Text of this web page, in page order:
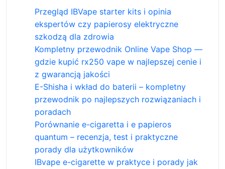
Przegląd IBVape starter kits i opinia
ekspertów czy papierosy elektryczne
szkodzą dla zdrowia
Kompletny przewodnik Online Vape Shop —
gdzie kupić rx250 vape w najlepszej cenie i
z gwarancją jakości
E-Shisha i wkład do baterii – kompletny
przewodnik po najlepszych rozwiązaniach i
poradach
Porównanie e-cigaretta i e papieros
quantum – recenzja, test i praktyczne
porady dla użytkowników
IBvape e-cigarette w praktyce i porady jak